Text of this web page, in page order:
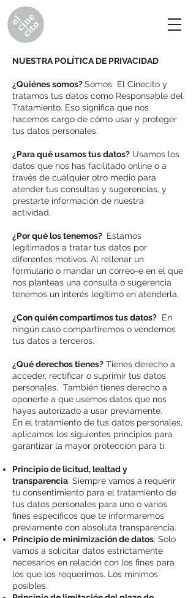
NUESTRA POLÍTICA DE PRIVACIDAD
¿Quiénes somos?Somos El Cinecito y
tratamos tus datos como Responsable del
Tratamiento. Eso significa que nos
hacemos cargo de cómo usar y proteger
tus datos personales.
¿Para qué usamos tus datos? Usamos los
datos que nos has facilitado online o a
través de cualquier otro medio para
atender tus consultas y sugerencias, y
prestarte información de nuestra
actividad.
¿Por qué los tenemos? Estamos
legitimados a tratar tus datos por
diferentes motivos. Al rellenar un
formulario o mandar un correo-e en el que
nos planteas una consulta o sugerencia
tenemos un interés legítimo en atenderla.
¿Con quién compartimos tus datos? En
ningún caso compartiremos o vendemos
tus datos a terceros.
¿Qué derechos tienes? Tienes derecho a
acceder, rectificar o suprimir tus datos
personales. También tienes derecho a
oponerte a que usemos datos que nos
hayas autorizado a usar previamente.
En el tratamiento de tus datos personales,
aplicamos los siguientes principios para
garantizar la mayor protección para ti:
Principio de licitud, lealtad y
transparencia: Siempre vamos a requerir
tu consentimiento para el tratamiento de
tus datos personales para uno o varios
fines específicos que te informaremos
previamente con absoluta transparencia.
Principio de minimización de datos: Solo
vamos a solicitar datos estrictamente
necesarios en relación con los fines para
los que los requerimos. Los mínimos
posibles.